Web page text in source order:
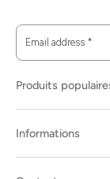
Email address *
Produits
Informations